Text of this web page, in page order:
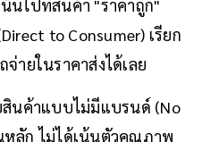
นไปที่สินค้า "ราคาถูก"
to Consumer) เรียก
ายในราคาส่งได้เลย
สินค้าแบบไม่มีแบรนด์ (No
หลัก ไม่ได้เน้นตัวคุณภาพ